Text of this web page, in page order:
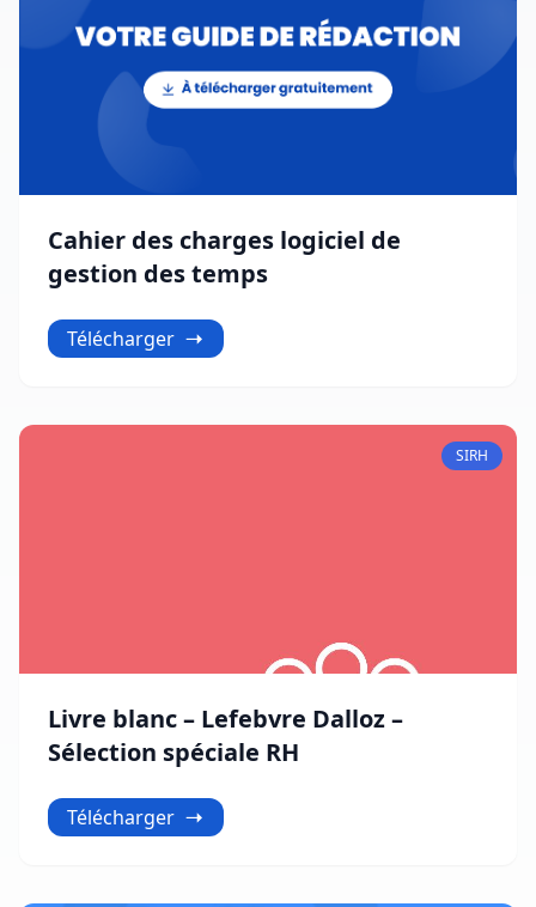
Cahier des charges logiciel de
gestion des temps
Télécharger
SIRH
Livre blanc – Lefebvre Dalloz –
Sélection spéciale RH
Télécharger